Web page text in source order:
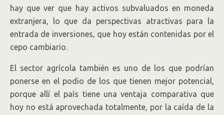
hay que ver que hay activos subvaluados en moneda
extranjera, lo que da perspectivas atractivas para la
entrada de inversiones, que hoy están contenidas por el
cepo cambiario.
El sector agrícola también es uno de los que podrían
ponerse en el podio de los que tienen mejor potencial,
porque allí el país tiene una ventaja comparativa que
hoy no está aprovechada totalmente, por la caída de la